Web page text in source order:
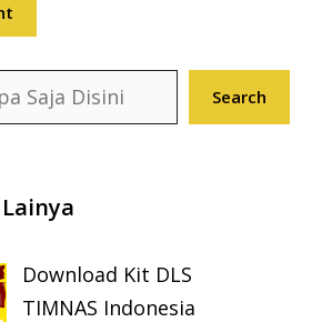
Search
Download Kit DLS
TIMNAS Indonesia